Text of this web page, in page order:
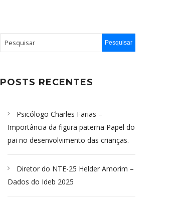
POSTS RECENTES
Psicólogo Charles Farias –
Importância da figura paterna Papel do
pai no desenvolvimento das crianças.
Diretor do NTE-25 Helder Amorim –
Dados do Ideb 2025